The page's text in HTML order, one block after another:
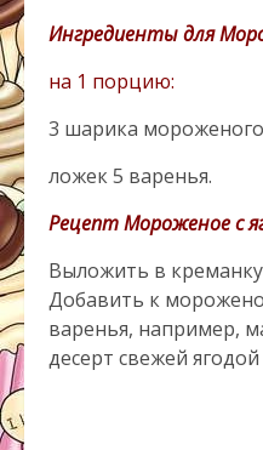
Ингредиенты для
на 1 порцию:
3 шарика
ложек 5 варенья.
Рецепт Мороженое с
Выложить в
Добавить к
варенья, например,
десерт свежей